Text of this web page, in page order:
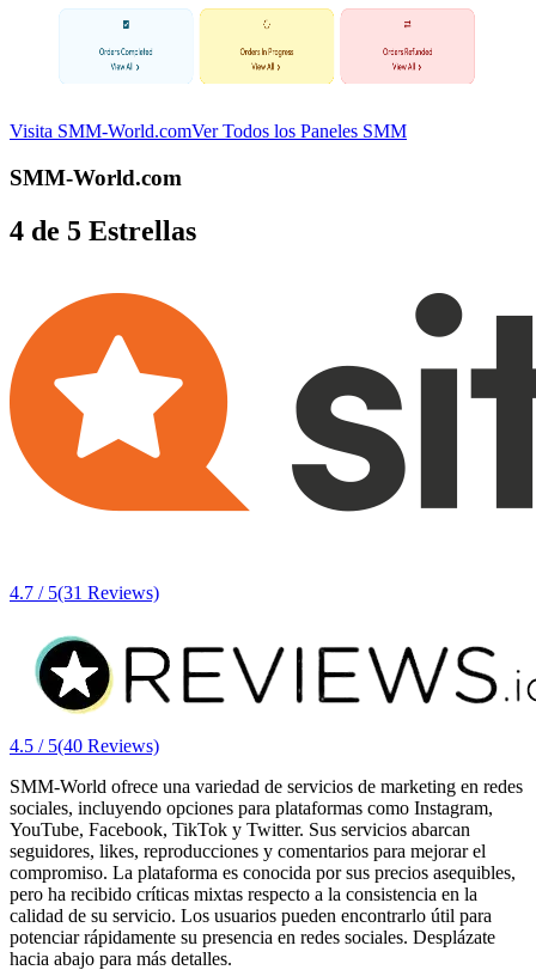
Visita SMM-World.comVer Todos los Paneles SMM
SMM-World.com
4 de 5 Estrellas
4.7 / 5(31 Reviews)
4.5 / 5(40 Reviews)
SMM-World ofrece una variedad de servicios de marketing en redes
sociales, incluyendo opciones para plataformas como Instagram,
YouTube, Facebook, TikTok y Twitter. Sus servicios abarcan
seguidores, likes, reproducciones y comentarios para mejorar el
compromiso. La plataforma es conocida por sus precios asequibles,
pero ha recibido críticas mixtas respecto a la consistencia en la
calidad de su servicio. Los usuarios pueden encontrarlo útil para
potenciar rápidamente su presencia en redes sociales. Desplázate
hacia abajo para más detalles.